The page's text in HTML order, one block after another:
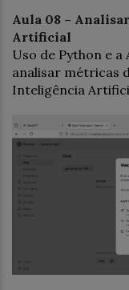
Aula 08 –
Artificial
Uso de Python e a
analisar métricas
Inteligência